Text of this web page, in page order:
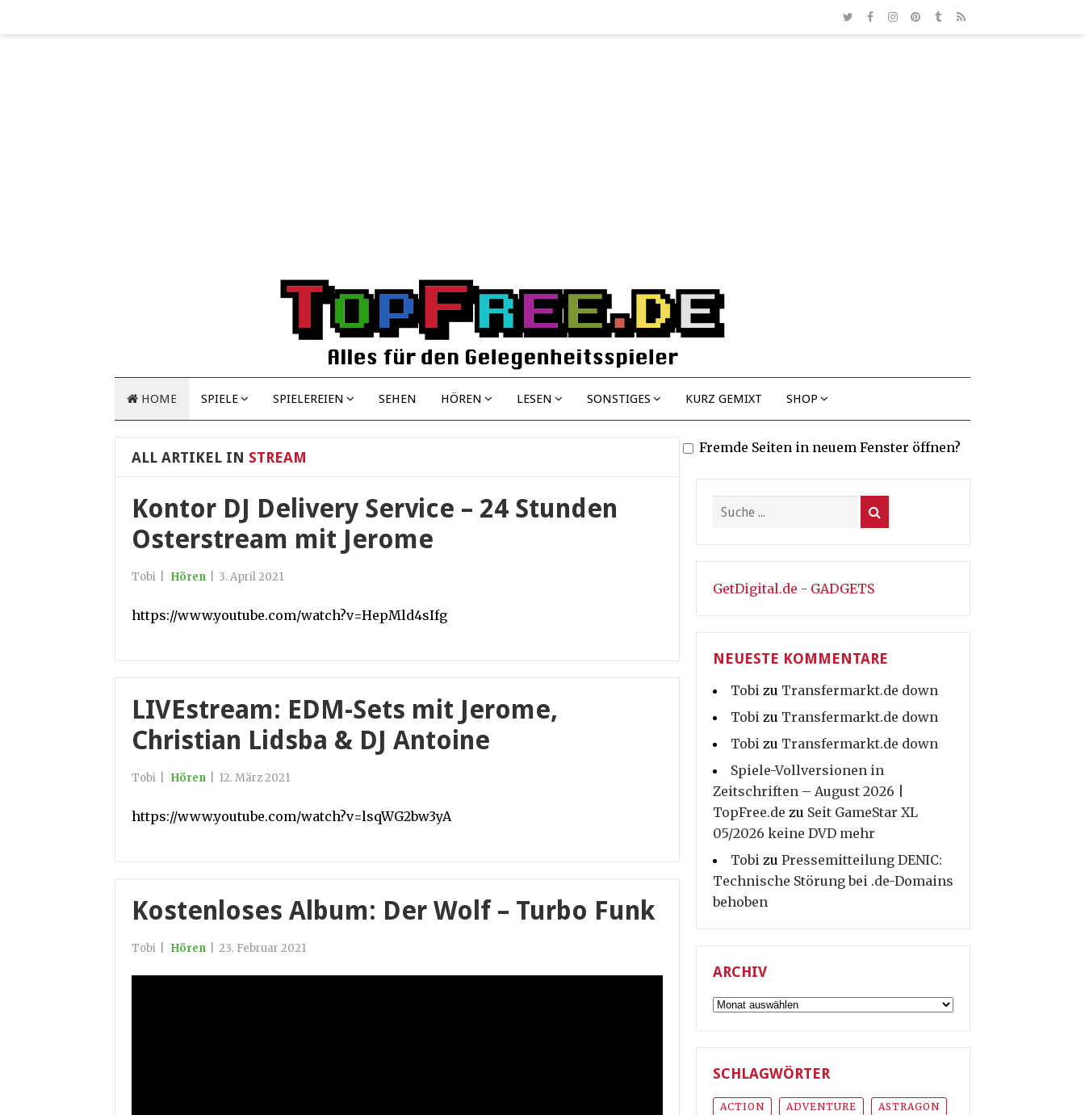
HOME SPIELE SPIELEREIEN SEHEN HÖREN LESEN SONSTIGES KURZ GEMIXT SHOP
ALL ARTIKEL IN STREAM
Kontor DJ Delivery Service – 24 Stunden
Osterstream mit Jerome
Tobi Hören 3. April 2021
https://www.youtube.com/watch?v=HepMld4sIfg
LIVEstream: EDM-Sets mit Jerome,
Christian Lidsba & DJ Antoine
Tobi Hören 12. März 2021
https://www.youtube.com/watch?v=lsqWG2bw3yA
Kostenloses Album: Der Wolf – Turbo Funk
Tobi Hören 23. Februar 2021
Fremde Seiten in neuem Fenster öffnen?
GetDigital.de - GADGETS
NEUESTE KOMMENTARE
Tobi zu Transfermarkt.de down
Tobi zu Transfermarkt.de down
Tobi zu Transfermarkt.de down
Spiele-Vollversionen in
Zeitschriften – August 2026 |
TopFree.de zu Seit GameStar XL
05/2026 keine DVD mehr
Tobi zu Pressemitteilung DENIC:
Technische Störung bei .de-Domains
behoben
ARCHIV
Archiv
SCHLAGWÖRTER
ACTION ADVENTURE ASTRAGON